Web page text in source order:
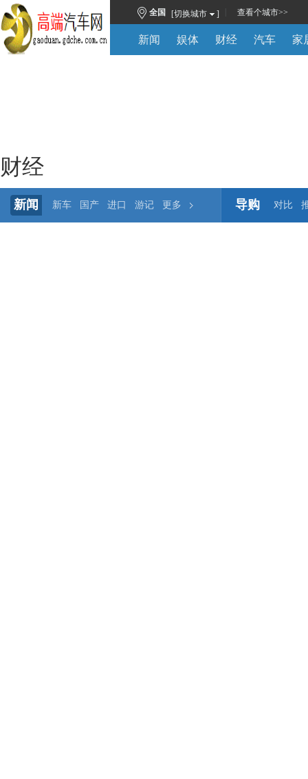
全国 [切换城市 ] 查看个城市>>
新闻 娱体 财经 汽车 家
财经
新闻 新车 国产 进口 游记 更多 导购 对比